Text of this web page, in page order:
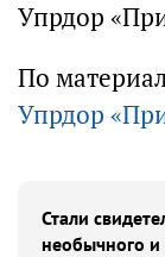
Упрдор
По
Упрдор
Стали
необычного и